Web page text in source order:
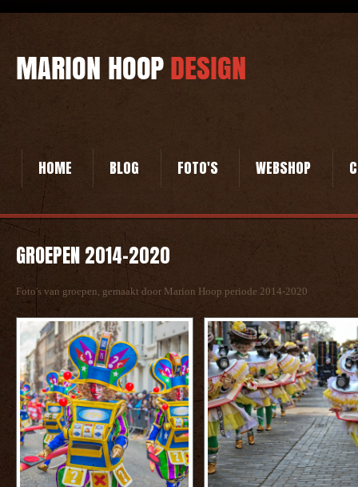
HOME BLOG FOTO'S WEBSHOP
GROEPEN 2014-2020
Foto's van groepen, gemaakt door Marion Hoop periode 2014-2020